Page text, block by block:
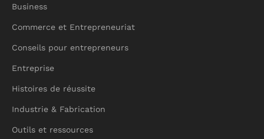
Business
Commerce et Entrepreneuriat
Conseils pour entrepreneurs
Entreprise
Histoires de réussite
Industrie & Fabrication
Outils et ressources